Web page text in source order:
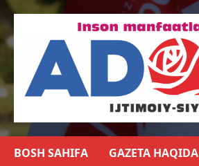
BOSH SAHIFA GAZETA HAQIDA